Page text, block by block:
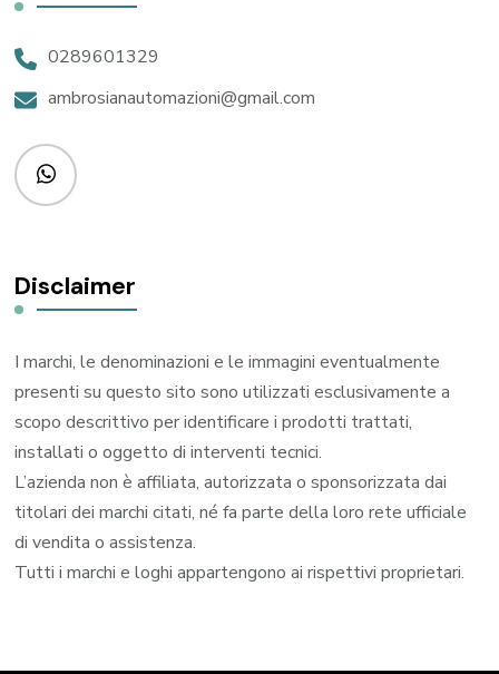
0289601329
ambrosianautomazioni@gmail.com
Disclaimer
I marchi, le denominazioni e le immagini eventualmente
presenti su questo sito sono utilizzati esclusivamente a
scopo descrittivo per identificare i prodotti trattati,
installati o oggetto di interventi tecnici.
L’azienda non è affiliata, autorizzata o sponsorizzata dai
titolari dei marchi citati, né fa parte della loro rete ufficiale
di vendita o assistenza.
Tutti i marchi e loghi appartengono ai rispettivi proprietari.